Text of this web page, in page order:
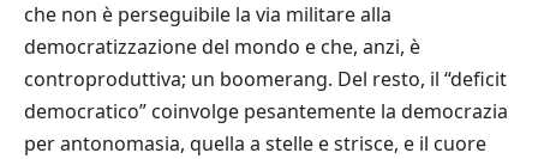
che non è perseguibile la via militare alla
democratizzazione del mondo e che, anzi, è
controproduttiva; un boomerang. Del resto, il “deficit
democratico” coinvolge pesantemente la democrazia
per antonomasia, quella a stelle e strisce, e il cuore